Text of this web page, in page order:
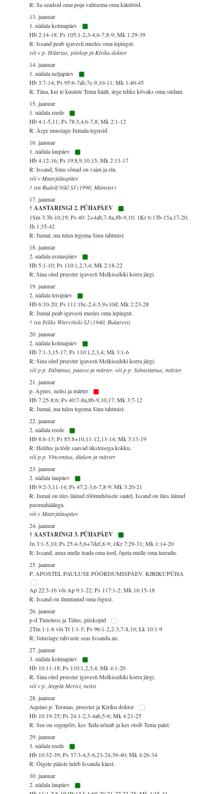
R: Sa seadsid oma poja valitsema oma kätetööd.
13. jaanuar
1. nädala kolmapäev
Hb 2:14-18; Ps 105:1-2,3-4,6-7,8-9; Mk 1:29-39
R: Issand peab igavesti meeles oma lepingut.
või v p. Hilarius, piiskop ja Kiriku doktor
14. jaanuar
1. nädala neljapäev
Hb 3:7-14; Ps 95:6-7ab,7c-9,10-11; Mk 1:40-45
R: Täna, kui te kuulete Tema häält, ärge tehke kõvaks oma südant.
15. jaanuar
1. nädala reede
Hb 4:1-5,11; Ps 78:3,4,6-7,8; Mk 2:1-12
R: Ärge unustage Jumala tegusid.
16. jaanuar
1. nädala laupäev
Hb 4:12-16; Ps 19:8,9,10,15; Mk 2:13-17
R: Issand, Sinu sõnad on vaim ja elu.
või v Maarjalaupäev
† isa Rudolf Nikl SJ (1990, Münster)
17. jaanuar
† AASTARINGI 2. PÜHAPÄEV
1Sm 3:3b-10,19; Ps 40: 2+4ab,7-8a,8b-9,10; 1Kr 6:13b-15a,17-20,
Jh 1:35-42
R: Jumal, ma tulen tegema Sinu tahtmist.
18. jaanuar
2. nädala esmaspäev
Hb 5:1-10; Ps 110:1,2,3,4; Mk 2:18-22
R: Sina oled preester igavesti Melkisedeki korra järgi.
19. jaanuar
2. nädala teisipäev
Hb 6:10-20; Ps 111:1bc-2,4-5,9+10d; Mk 2:23-28
R: Jumal peab igavesti meeles oma lepingut.
† isa Feliks Wierciński SJ (1940, Bukarest)
20. jaanuar
2. nädala kolmapäev
Hb 7:1-3,15-17; Ps 110:1,2,3,4; Mk 3:1-6
R: Sina oled preester igavesti Melkisedeki korra järgi.
või p p. Fabianus, paavst ja märter. või p p. Sebastianus, märter
21. jaanuar
p. Agnes, neitsi ja märter
Hb 7:25-8:6; Ps 40:7-8a,8b-9,10,17; Mk 3:7-12
R: Jumal, ma tulen tegema Sinu tahtmist.
22. jaanuar
2. nädala reede
Hb 8:6-13; Ps 85:8+10,11-12,13-14; Mk 3:13-19
R: Heldus ja tõde saavad üksteisega kokku.
või p p. Vincentius, diakon ja märter
23. jaanuar
2. nädala laupäev
Hb 9:2-3,11-14; Ps 47:2-3,6-7,8-9; Mk 3:20-21
R: Jumal on üles läinud rõõmuhõisete saatel, Issand on üles läinud
pasunahäälega.
või v Maarjalaupäev
24. jaanuar
† AASTARINGI 3. PÜHAPÄEV
Jn 3:1-5,10; Ps 25:4-5,6+7def,8-9; 1Kr 7:29-31; Mk 1:14-20
R: Issand, anna mulle teada oma teed, õpeta mulle oma teeradu.
25. jaanuar
P. APOSTEL PAULUSE PÖÖRDUMISPÄEV. KIRIKUPÜHA
Ap 22:3-16 või Ap 9:1-22; Ps 117:1-2; Mk 16:15-18
R: Issand on ilmutanud oma õigust.
26. jaanuar
p-d Timoteos ja Tiitus, piiskopid
2Tm 1:1-8 või Tt 1:1-5; Ps 96:1-2,2-3,7-8,10; Lk 10:1-9
R: Jutustage rahvaste seas Issanda au.
27. jaanuar
3. nädala kolmapäev
Hb 10:11-18; Ps 110:1,2,3,4; Mk 4:1-20
R: Sina oled preester igavesti Melkisedeki korra järgi.
või v p. Angela Merici, neitsi
28. jaanuar
Aquino p. Toomas, preester ja Kiriku doktor
Hb 10:19-25; Ps 24:1-2,3-4ab,5-6; Mk 4:21-25
R: See on sugupõlv, kes Teda nõuab ja kes otsib Tema palet.
29. jaanuar
3. nädala reede
Hb 10:32-39; Ps 37:3-4,5-6,23-24,39-40; Mk 4:26-34
R: Õigete pääste tuleb Issanda käest.
30. jaanuar
2. nädala laupäev